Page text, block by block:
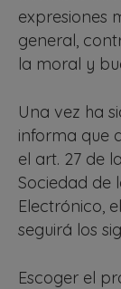
expresiones
general,
la moral y
Una vez ha
informa que
el art. 27 de
Sociedad de
Electrónico,
seguirá los
Escoger el